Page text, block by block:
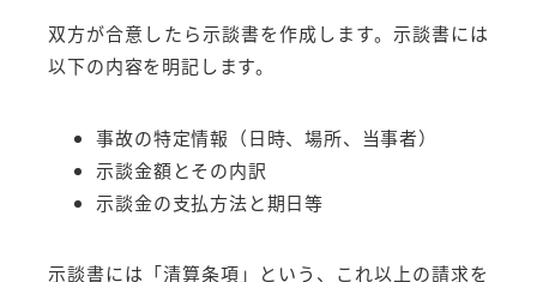
双方が合意したら示談書を作成します。示談書には
以下の内容を明記します。
事故の特定情報（日時、場所、当事者）
示談金額とその内訳
示談金の支払方法と期日等
示談書には「清算条項」という、これ以上の請求を